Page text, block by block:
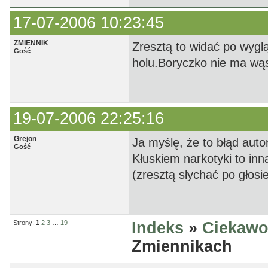
17-07-2006 10:23:45
ZMIENNIK
Gość
Zresztą to widać po
holu.Boryczko nie ma
19-07-2006 22:25:16
Grejon
Gość
Ja myślę, że to błąd
Kłuskiem narkotyki to
(zresztą słychać po
Strony: 1 2 3 19 Indeks »
Zmiennikach